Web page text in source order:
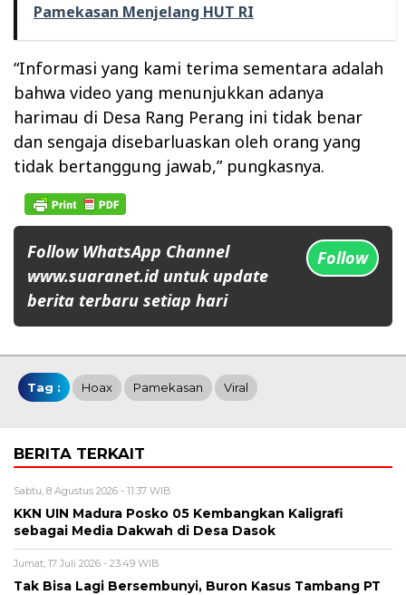
Pamekasan Menjelang HUT RI
“Informasi yang kami terima sementara adalah
bahwa video yang menunjukkan adanya
harimau di Desa Rang Perang ini tidak benar
dan sengaja disebarluaskan oleh orang yang
tidak bertanggung jawab,” pungkasnya.
Follow WhatsApp Channel
www.suaranet.id untuk update
berita terbaru setiap hari
Follow
Tag : Hoax Pamekasan Viral
BERITA TERKAIT
Sabtu, 8 Agustus 2026 - 11:37 WIB
KKN UIN Madura Posko 05 Kembangkan Kaligrafi
sebagai Media Dakwah di Desa Dasok
Jumat, 17 Juli 2026 - 23:49 WIB
Tak Bisa Lagi Bersembunyi, Buron Kasus Tambang PT